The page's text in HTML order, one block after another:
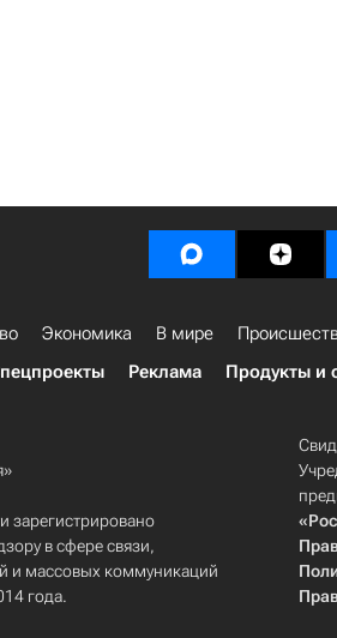
Экономика В мире
Реклама Продукты и
зарегистрировано
в сфере связи,
и массовых коммуникаций
года.